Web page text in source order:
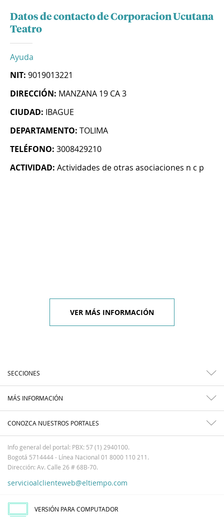
Datos de contacto de Corporacion Ucutana
Teatro
Ayuda
NIT: 9019013221
DIRECCIÓN: MANZANA 19 CA 3
CIUDAD: IBAGUE
DEPARTAMENTO: TOLIMA
TELÉFONO: 3008429210
ACTIVIDAD: Actividades de otras asociaciones n c p
VER MÁS INFORMACIÓN
SECCIONES
MÁS INFORMACIÓN
CONOZCA NUESTROS PORTALES
Info general del portal: PBX: 57 (1) 2940100.
Bogotá 5714444 - Línea Nacional 01 8000 110 211.
Dirección: Av. Calle 26 # 68B-70.
servicioalclienteweb@eltiempo.com
VERSIÓN PARA COMPUTADOR